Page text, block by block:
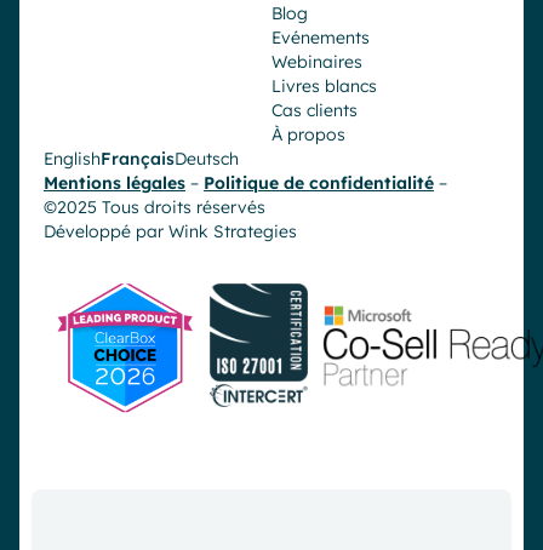
Blog
Evénements
Webinaires
Livres blancs
Cas clients
À propos
EnglishFrançaisDeutsch
Mentions légales – Politique de confidentialité –
©2025 Tous droits réservés
Développé par Wink Strategies